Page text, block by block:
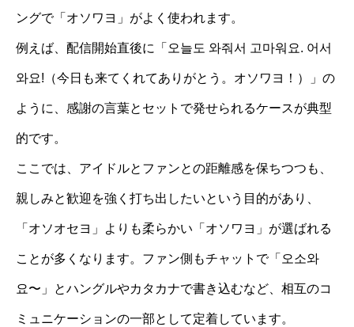
ングで「オソワヨ」がよく使われます。
例えば、配信開始直後に「오늘도 와줘서 고마워요. 어서
와요!（今日も来てくれてありがとう。オソワヨ！）」の
ように、感謝の言葉とセットで発せられるケースが典型
的です。
ここでは、アイドルとファンとの距離感を保ちつつも、
親しみと歓迎を強く打ち出したいという目的があり、
「オソオセヨ」よりも柔らかい「オソワヨ」が選ばれる
ことが多くなります。ファン側もチャットで「오소와
요〜」とハングルやカタカナで書き込むなど、相互のコ
ミュニケーションの一部として定着しています。